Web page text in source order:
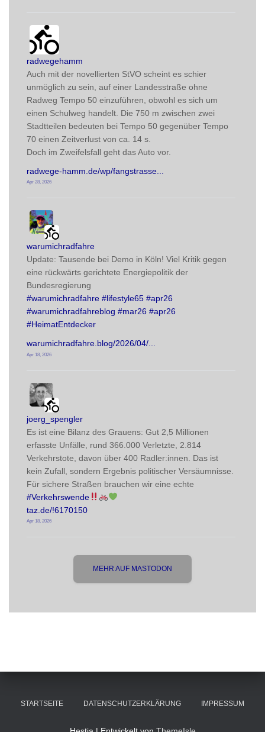
radwegehamm avatar
radwegehamm
Auch mit der novellierten StVO scheint es schier
unmöglich zu sein, auf einer Landesstraße ohne
Radweg Tempo 50 einzuführen, obwohl es sich um
einen Schulweg handelt. Die 750 m zwischen zwei
Stadtteilen bedeuten bei Tempo 50 gegenüber Tempo
70 einen Zeitverlust von ca. 14 s.
Doch im Zweifelsfall geht das Auto vor.
radwege-hamm.de/wp/fangstrasse
Apr 28, 2026
radwegehamm avatar
warumichradfahrepost
Update: Tausende bei Demo in Köln! Viel Kritik gegen
eine rückwärts gerichtete Energiepolitik der
Bundesregierung
#warumichradfahre #lifestyle65 #apr26
#warumichradfahreblog #mar26 #apr26
#HeimatEntdecker
warumichradfahre.blog/2026/04/
Apr 18, 2026
radwegehamm avatar
joerg_spenglerpost
Es ist eine Bilanz des Grauens: Gut 2,5 Millionen
erfasste Unfälle, rund 366.000 Verletzte, 2.814
Verkehrstote, davon über 400 Radler:innen. Das ist
kein Zufall, sondern Ergebnis politischer Versäumnisse.
#Verkehrswende
taz.de/!6170150
Apr 18, 2026
MEHR AUF MASTODON
STARTSEITE DATENSCHUTZERKLÄRUNG IMPRESSUM